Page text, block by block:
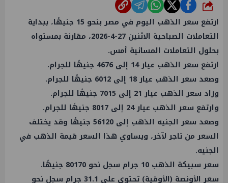
شارك
ارتفع سعر الذهب اليوم في مصر بنحو 15 جنيهًا، ببداية
التعاملات الصباحية الاثنين 27-4-2026، مقارنة بمستواه
بحلول التعاملات المسائية أمس.
ارتفع سعر الذهب عيار 14 إلى 4676 جنيهًا للجرام.
وصعد سعر الذهب عيار 18 إلى 6012 جنيهًا للجرام.
وزاد سعر الذهب عيار 21 إلى 7015 جنيهًا للجرام.
وارتفع سعر الذهب عيار 24 إلى 8017 جنيهًا للجرام.
وصعد سعر الجنيه الذهب إلى 56120 جنيهًا وقد يختلف
السعر من تاجر لآخر، ويساوي هذا السعر قيمة الذهب في
الجنيه.
سعر سبيكة الذهب 10 جرام سجل نحو 80170 جنيهًا.
سعر الأونصة (الأوقية) تحتوي على 31.1 جرام سجل نحو